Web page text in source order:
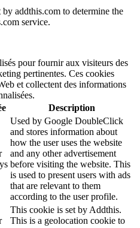
addthis.com to determine the
service.
pour fournir aux visiteurs des
pertinentes. Ces cookies
et collectent des informations
Description
Used by Google DoubleClick
and stores information about
how the user uses the website
and any other advertisement
before visiting the website. This
is used to present users with ads
that are relevant to them
according to the user profile.
This cookie is set by Addthis.
This is a geolocation cookie to